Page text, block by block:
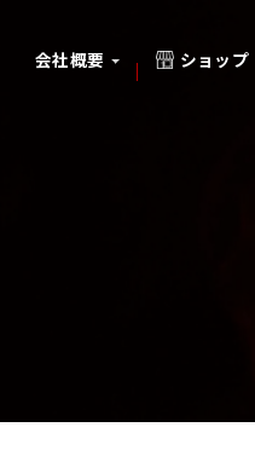
会社概要 ショップ